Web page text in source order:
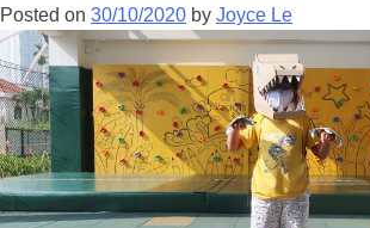
Posted on 30/10/2020 by Joyce Le